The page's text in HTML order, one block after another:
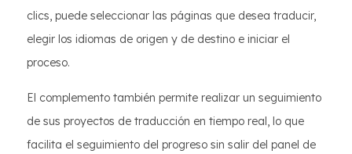
clics, puede seleccionar las páginas que desea traducir,
elegir los idiomas de origen y de destino e iniciar el
proceso.
El complemento también permite realizar un seguimiento
de sus proyectos de traducción en tiempo real, lo que
facilita el seguimiento del progreso sin salir del panel de